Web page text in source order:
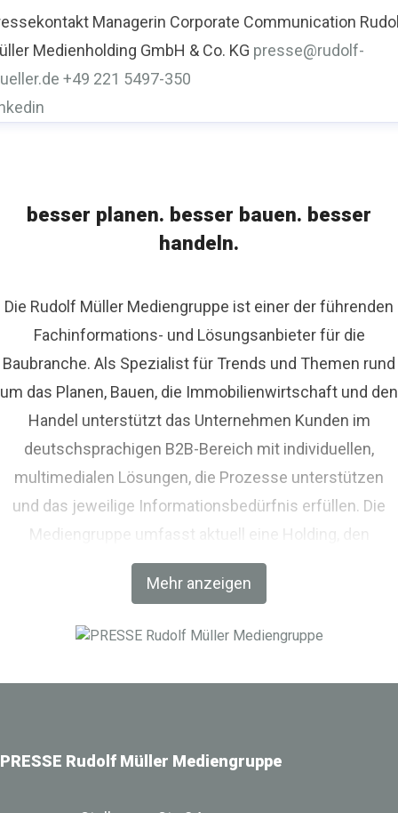
Managerin Corporate Communication
Medienholding GmbH & Co. KG presse@rudolf-
+49 221 5497-350
besser planen. besser bauen. besser
handeln.
Mehr anzeigen
Die Rudolf Müller Mediengruppe ist einer der führenden
Fachinformations- und Lösungsanbieter für die
Baubranche. Als Spezialist für Trends und Themen rund
um das Planen, Bauen, die Immobilienwirtschaft und den
Handel unterstützt das Unternehmen Kunden im
deutschsprachigen B2B-Bereich mit individuellen,
multimedialen Lösungen, die Prozesse unterstützen
und das jeweilige Informationsbedürfnis erfüllen. Die
Mediengruppe umfasst aktuell eine Holding, den
Fachverlag RM Rudolf Müller Medien und mit der BIM
World MUNICH eine Netzwerkplattform für Akteure der
PRESSE Rudolf Müller Mediengruppe